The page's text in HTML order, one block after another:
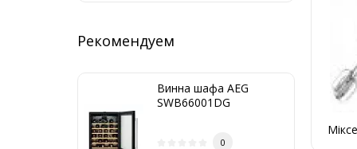
Рекомендуем
Винна шафа AEG
SWB66001DG
0